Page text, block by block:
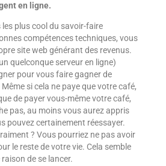
en ligne.
les plus cool du savoir-faire
compétences techniques, vous
site web générant des revenus.
quelconque serveur en ligne)
pour vous faire gagner de
si cela ne paye que votre café,
de payer vous-même votre café,
pas, au moins vous aurez appris
pouvez certainement réessayer.
? Vous pourriez ne pas avoir
le reste de votre vie. Cela semble
de se lancer.